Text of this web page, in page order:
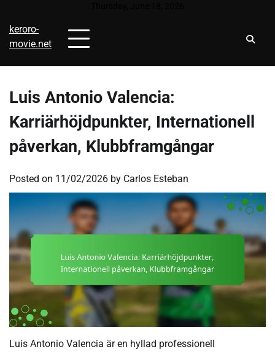
content
keroro-
movie.net
Luis Antonio Valencia:
Karriärhöjdpunkter, Internationell
påverkan, Klubbframgångar
Posted on 11/02/2026 by Carlos Esteban
Luis Antonio Valencia är en hyllad professionell